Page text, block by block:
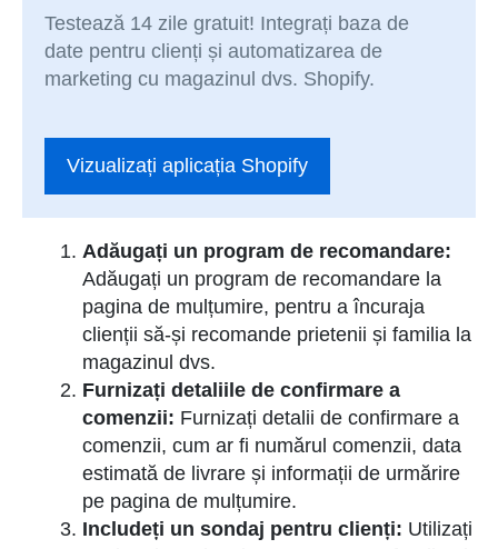
Testează 14 zile gratuit! Integrați baza de
date pentru clienți și automatizarea de
marketing cu magazinul dvs. Shopify.
Vizualizați aplicația Shopify
Adăugați un program de recomandare:
Adăugați un program de recomandare la
pagina de mulțumire, pentru a încuraja
clienții să-și recomande prietenii și familia la
magazinul dvs.
Furnizați detaliile de confirmare a
comenzii: Furnizați detalii de confirmare a
comenzii, cum ar fi numărul comenzii, data
estimată de livrare și informații de urmărire
pe pagina de mulțumire.
Includeți un sondaj pentru clienți: Utilizați